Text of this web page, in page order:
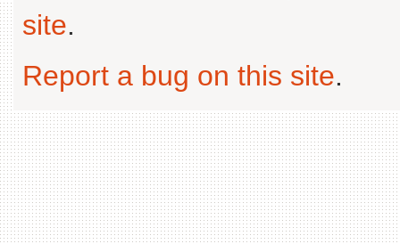
site.
Report a bug on this site.